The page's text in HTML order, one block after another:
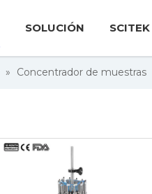
SOLUCIÓN SCITEK
» Concentrador de muestras